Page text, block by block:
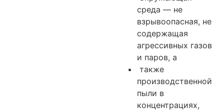
среда — не
взрывоопасная, не
содержащая
агрессивных газов
и паров, а
также
производственной
пыли в
концентрациях,